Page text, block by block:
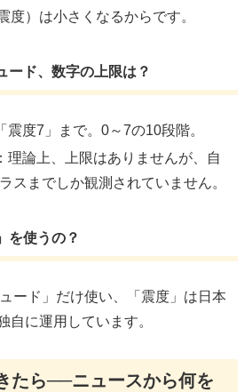
度）は小さくなるからです。
ード、数字の上限は？
震度7」まで。0～7の10段階。
：理論上、上限はありませんが、自
スまでしか観測されていません。
を使うの？
ード」だけ使い、「震度」は日本
自に運用しています。
たら──ニュースから何を